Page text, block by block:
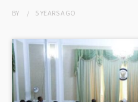
BY 5 YEARSAGO